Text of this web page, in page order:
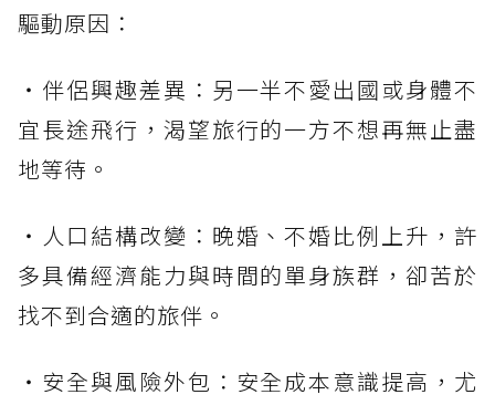
驅動原因：
・伴侶興趣差異：另一半不愛出國或身體不
宜長途飛行，渴望旅行的一方不想再無止盡
地等待。
・人口結構改變：晚婚、不婚比例上升，許
多具備經濟能力與時間的單身族群，卻苦於
找不到合適的旅伴。
・安全與風險外包：安全成本意識提高，尤